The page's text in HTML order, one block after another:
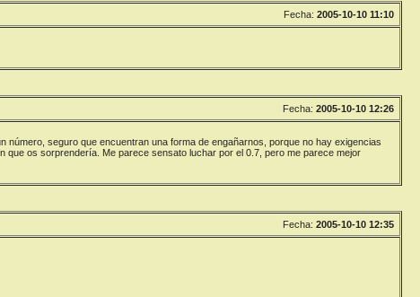
Fecha: 2005-10-10 11:10
Fecha: 2005-10-10 12:26
seguro que encuentran una forma de engañarnos, porque no hay exigencias
os sorprendería. Me parece sensato luchar por el 0.7, pero me parece mejor
Fecha: 2005-10-10 12:35